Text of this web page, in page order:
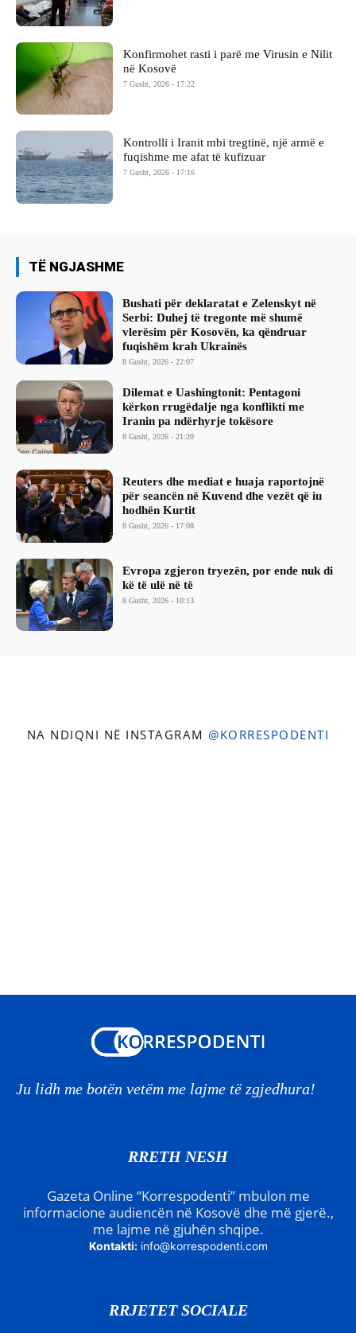
Konfirmohet rasti i parë me Virusin e Nilit
në Kosovë
7 Gusht, 2026 - 17:22
Kontrolli i Iranit mbi tregtinë, një armë e
fuqishme me afat të kufizuar
7 Gusht, 2026 - 17:16
TË NGJASHME
Bushati për deklaratat e Zelenskyt në
Serbi: Duhej të tregonte më shumë
vlerësim për Kosovën, ka qëndruar
fuqishëm krah Ukrainës
8 Gusht, 2026 - 22:07
Dilemat e Uashingtonit: Pentagoni
kërkon rrugëdalje nga konflikti me
Iranin pa ndërhyrje tokësore
8 Gusht, 2026 - 21:20
Reuters dhe mediat e huaja raportojnë
për seancën në Kuvend dhe vezët që iu
hodhën Kurtit
8 Gusht, 2026 - 17:08
Evropa zgjeron tryezën, por ende nuk di
kë të ulë në të
8 Gusht, 2026 - 10:13
NA NDIQNI NË INSTAGRAM @KORRESPODENTI
Ju lidh me botën vetëm me lajme të zgjedhura!
RRETH NESH
Gazeta Online “Korrespodenti” mbulon me
informacione audiencën në Kosovë dhe më gjerë.,
me lajme në gjuhën shqipe.
Kontakti: info@korrespodenti.com
RRJETET SOCIALE